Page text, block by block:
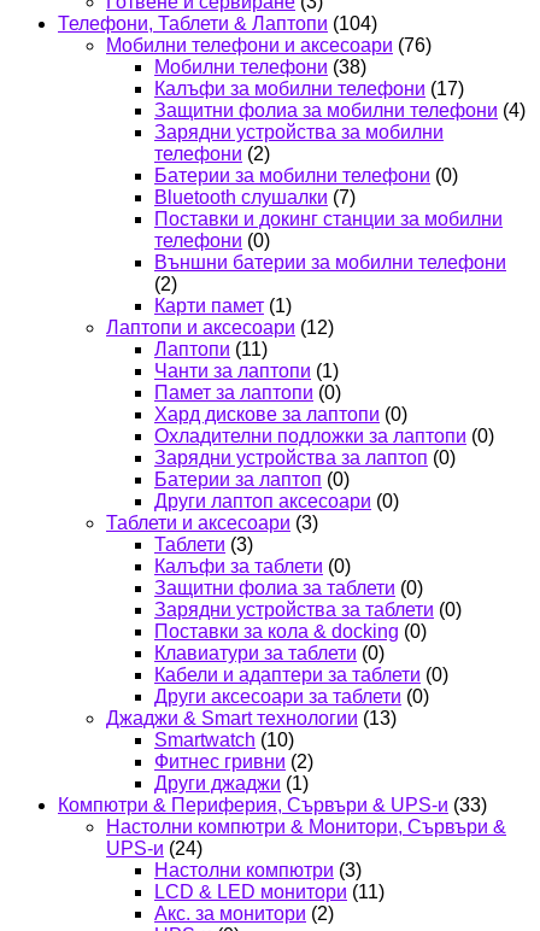
Телефони, Таблети & Лаптопи (104)
Мобилни телефони и аксесоари (76)
Мобилни телефони (38)
Калъфи за мобилни телефони (17)
Защитни фолиа за мобилни телефони (4)
Зарядни устройства за мобилни
телефони (2)
Батерии за мобилни телефони (0)
Bluetooth слушалки (7)
Поставки и докинг станции за мобилни
телефони (0)
Външни батерии за мобилни телефони
(2)
Карти памет (1)
Лаптопи и аксесоари (12)
Лаптопи (11)
Чанти за лаптопи (1)
Памет за лаптопи (0)
Хард дискове за лаптопи (0)
Охладителни подложки за лаптопи (0)
Зарядни устройства за лаптоп (0)
Батерии за лаптоп (0)
Други лаптоп аксесоари (0)
Таблети и аксесоари (3)
Таблети (3)
Калъфи за таблети (0)
Защитни фолиа за таблети (0)
Зарядни устройства за таблети (0)
Поставки за кола & docking (0)
Клавиатури за таблети (0)
Кабели и адаптери за таблети (0)
Други аксесоари за таблети (0)
Джаджи & Smart технологии (13)
Smartwatch (10)
Фитнес гривни (2)
Други джаджи (1)
Компютри & Периферия, Сървъри & UPS-и (33)
Настолни компютри & Монитори, Сървъри &
UPS-и (24)
Настолни компютри (3)
LCD & LED монитори (11)
Акс. за монитори (2)